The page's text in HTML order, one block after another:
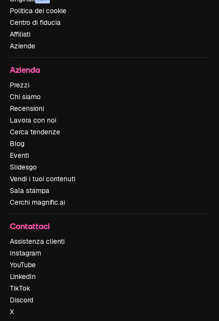
Politica dei cookie
Centro di fiducia
Affiliati
Aziende
Azienda
Prezzi
Chi siamo
Recensioni
Lavora con noi
Cerca tendenze
Blog
Eventi
Slidesgo
Vendi i tuoi contenuti
Sala stampa
Cerchi magnific.ai
Contattaci
Assistenza clienti
Instagram
YouTube
LinkedIn
TikTok
Discord
X